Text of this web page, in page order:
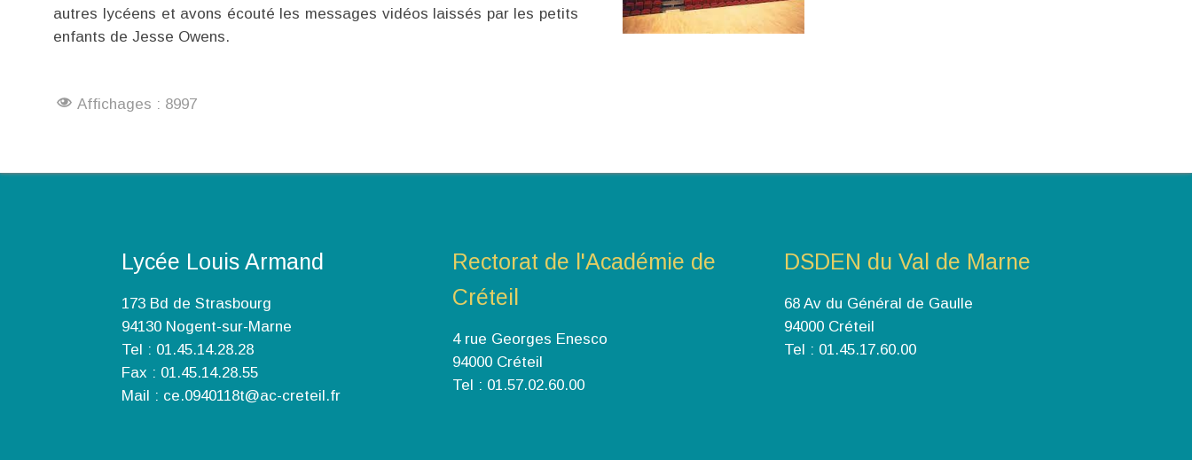
autres lycéens et avons écouté les messages vidéos laissés par les petits
enfants de Jesse Owens.
Affichages : 8997
Lycée Louis Armand
173 Bd de Strasbourg
94130 Nogent-sur-Marne
Tel : 01.45.14.28.28
Fax : 01.45.14.28.55
Mail : ce.0940118t@ac-creteil.fr
Rectorat de l'Académie de
Créteil
4 rue Georges Enesco
94000 Créteil
Tel : 01.57.02.60.00
DSDEN du Val de Marne
68 Av du Général de Gaulle
94000 Créteil
Tel : 01.45.17.60.00